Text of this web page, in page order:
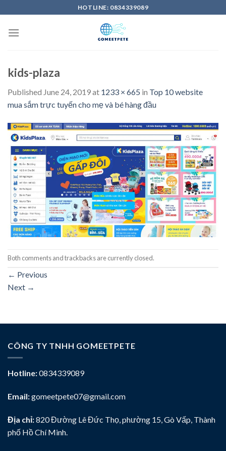
content
HOTLINE: 0834339089
kids-plaza
Published June 24, 2019at 1233 × 665 in Top 10 website
mua sắm trực tuyến cho mẹ và bé hàng đầu
Both comments and trackbacks are currently closed.
← Previous
Next →
CÔNG TY TNHH GOMEETPETE
Hotline:0834339089
Email:gomeetpete07@gmail.com
Địa chỉ:820 Đường Lê Đức Thọ, phường 15, Gò Vấp, Thành
phố Hồ Chí Minh.